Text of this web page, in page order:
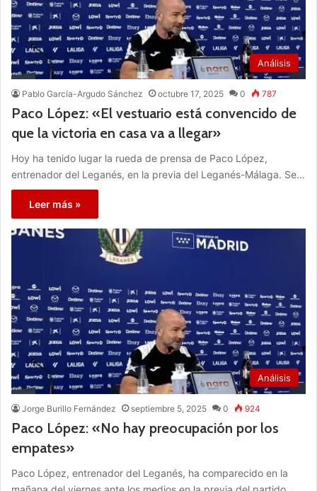
Análisis
Pablo García-Argudo Sánchez octubre 17, 2025 0 787
Paco López: «El vestuario está convencido de
que la victoria en casa va a llegar»
Hoy ha tenido lugar la rueda de prensa de Paco López,
entrenador del Leganés, en la previa del Leganés-Málaga. Se…
Leer más »
Análisis
Jorge Burillo Fernández septiembre 5, 2025 0 924
Paco López: «No hay preocupación por los
empates»
Paco López, entrenador del Leganés, ha comparecido en la